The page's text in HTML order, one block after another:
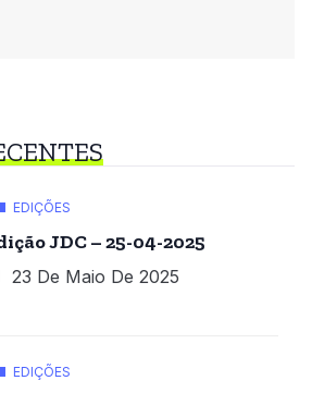
EDIÇÕES
JDC – 25-04-2025
23 De Maio De 2025
EDIÇÕES